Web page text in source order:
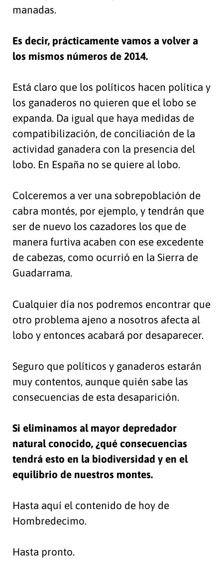
manadas.
Es decir, prácticamente vamos a volver a
los mismos números de 2014.
Está claro que los políticos hacen política y
los ganaderos no quieren que el lobo se
expanda. Da igual que haya medidas de
compatibilización, de conciliación de la
actividad ganadera con la presencia del
lobo. En España no se quiere al lobo.
Colceremos a ver una sobrepoblación de
cabra montés, por ejemplo, y tendrán que
ser de nuevo los cazadores los que de
manera furtiva acaben con ese excedente
de cabezas, como ocurrió en la Sierra de
Guadarrama.
Cualquier día nos podremos encontrar que
otro problema ajeno a nosotros afecta al
lobo y entonces acabará por desaparecer.
Seguro que políticos y ganaderos estarán
muy contentos, aunque quién sabe las
consecuencias de esta desaparición.
Si eliminamos al mayor depredador
natural conocido, ¿qué consecuencias
tendrá esto en la biodiversidad y en el
equilibrio de nuestros montes.
Hasta aquí el contenido de hoy de
Hombredecimo.
Hasta pronto.